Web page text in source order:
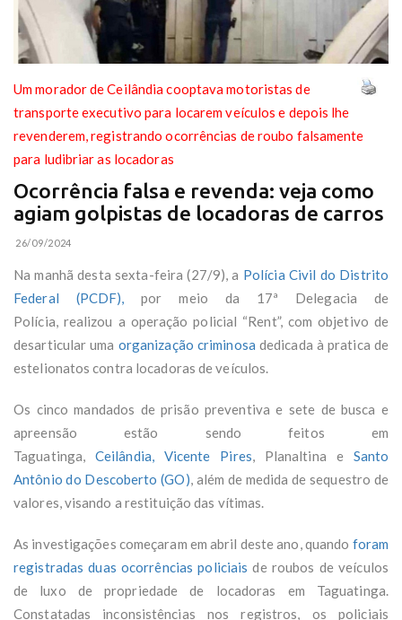
Um morador de Ceilândia cooptava motoristas de
transporte executivo para locarem veículos e depois lhe
revenderem, registrando ocorrências de roubo falsamente
para ludibriar as locadoras
Ocorrência falsa e revenda: veja como
agiam golpistas de locadoras de carros
26/09/2024
Na manhã desta sexta-feira (27/9), a Polícia Civil do Distrito
Federal (PCDF),
por meio da 17ª Delegacia de
Polícia, realizou a operação policial “Rent”, com objetivo de
desarticular uma organização criminosa dedicada à pratica de
estelionatos contra locadoras de veículos.
Os cinco mandados de prisão preventiva e sete de busca e
apreensão estão sendo feitos em
Taguatinga, Ceilândia, Vicente Pires , Planaltina e Santo
Antônio do Descoberto (GO) , além de medida de sequestro de
valores, visando a restituição das vítimas.
As investigações começaram em abril deste ano, quando foram
registradas duas ocorrências policiais de roubos de veículos
de luxo de propriedade de locadoras em Taguatinga.
Constatadas inconsistências nos registros, os policiais